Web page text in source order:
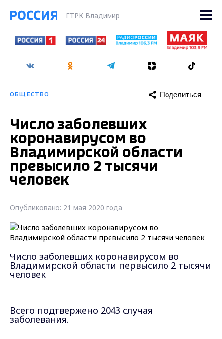
ГТРК Владимир
ОБЩЕСТВО Поделиться
Число заболевших
коронавирусом во
Владимирской области
превысило 2 тысячи
человек
Опубликовано: 21 мая 2020 года
Число заболевших коронавирусом во
Владимирской области первысило 2 тысячи
человек
Всего подтвержено 2043 случая
заболевания.